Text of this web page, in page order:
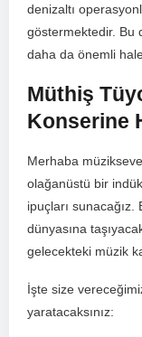
denizaltı
göstermektedir. Bu
daha da ‌önemli
Müthiş
Konserine
Merhaba
olağanüstü bir
ipuçları
⁤dünyasına
gelecekteki müzik
İşte size
yaratacaksınız: